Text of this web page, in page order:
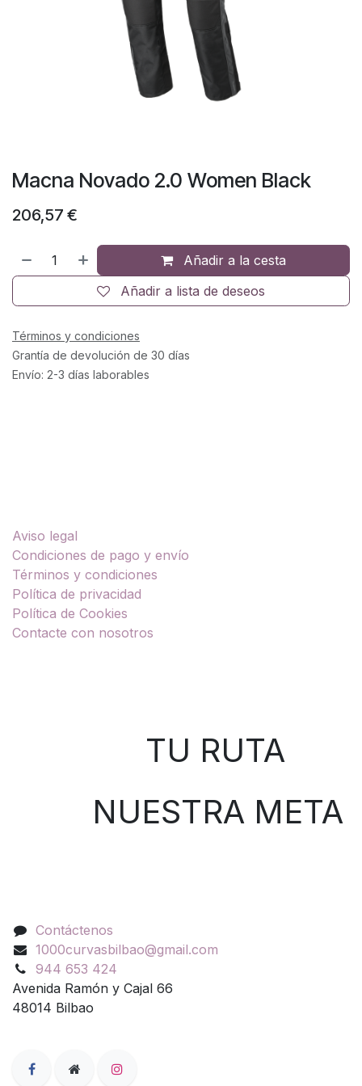
Macna Novado 2.0 Women Black
206,57 €
Añadir a la cesta
Añadir a lista de deseos
Términos y condiciones
Grantía de devolución de 30 días
Envío: 2-3 días laborables
Aviso legal
Condiciones de pago y envío
Términos y condiciones
Política de privacidad
Política de Cookies
Contacte con nosotros
TU RUTA
NUESTRA META
Contáctenos
1000curvasbilbao@gmail.com
944 653 424
Avenida Ramón y Cajal 66
48014 Bilbao